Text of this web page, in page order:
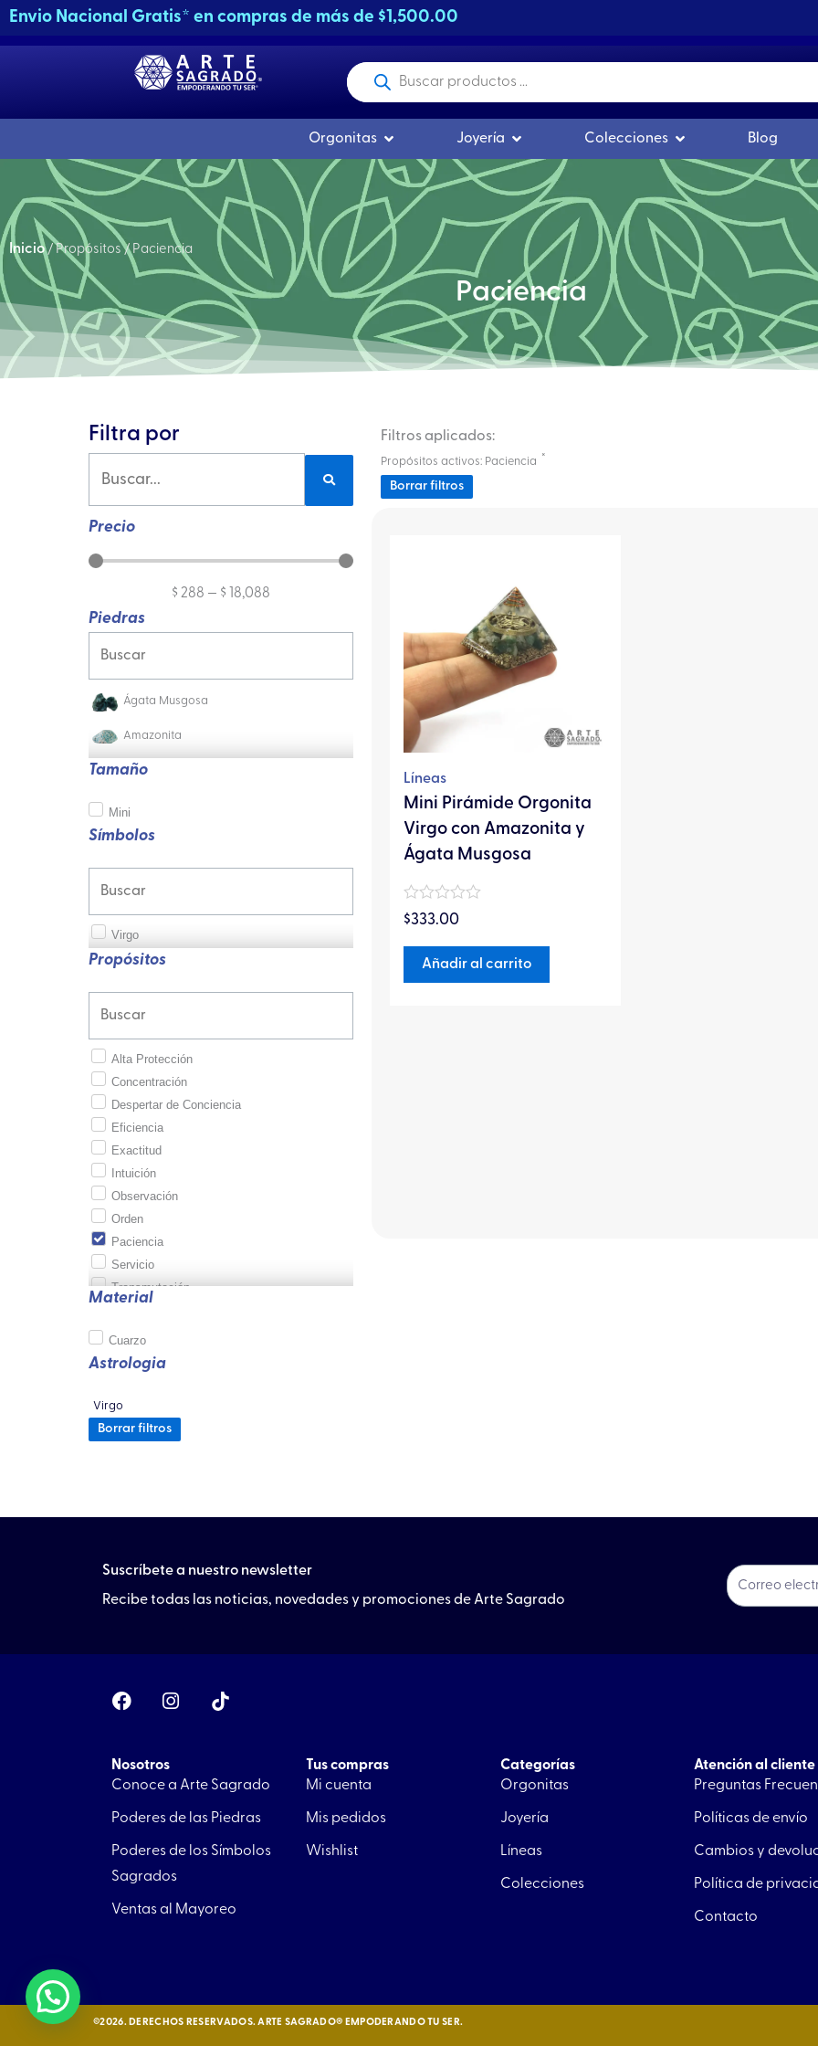
Envio Nacional Gratis* en compras de más de $1,500.00
Productos
buscados
Orgonitas Abrir Orgonitas
Joyería Abrir JoyeríaColecciones Abrir Colecciones
Blog
Inicio/ Propósitos / Paciencia
Paciencia
Filtra por
Precio
$ 288 — $ 18,088
Piedras
Ágata Musgosa
Amazonita
Tamaño
Mini
Símbolos
Virgo
Propósitos
Alta Protección
Concentración
Despertar de Conciencia
Eficiencia
Exactitud
Intuición
Observación
Orden
Paciencia
Servicio
Transmutación
Material
Cuarzo
Astrologia
Virgo
Borrar filtros
Filtros aplicados:
Propósitos activos: Paciencia
×
Borrar filtros
Líneas
Mini Pirámide Orgonita
Virgo con Amazonita y
Ágata Musgosa
$333.00
Añadir al carrito
Valorado
en
Suscríbete a nuestro newsletter
Recibe todas las noticias, novedades y promociones de Arte Sagrado
F
a
b
o
k
I
n
a
g
a
m
Nosotros
Conoce a Arte Sagrado
Poderes de las Piedras
Poderes de los Símbolos
Sagrados
Ventas al Mayoreo
Tus compras
Mi cuenta
Mis pedidos
Wishlist
Categorías
Orgonitas
Joyería
Líneas
Colecciones
Atención al cliente
Preguntas
Políticas de envío
Cambios y
Política de
Contacto
©2026. DERECHOS RESERVADOS. ARTE SAGRADO® EMPODERANDO TU SER.